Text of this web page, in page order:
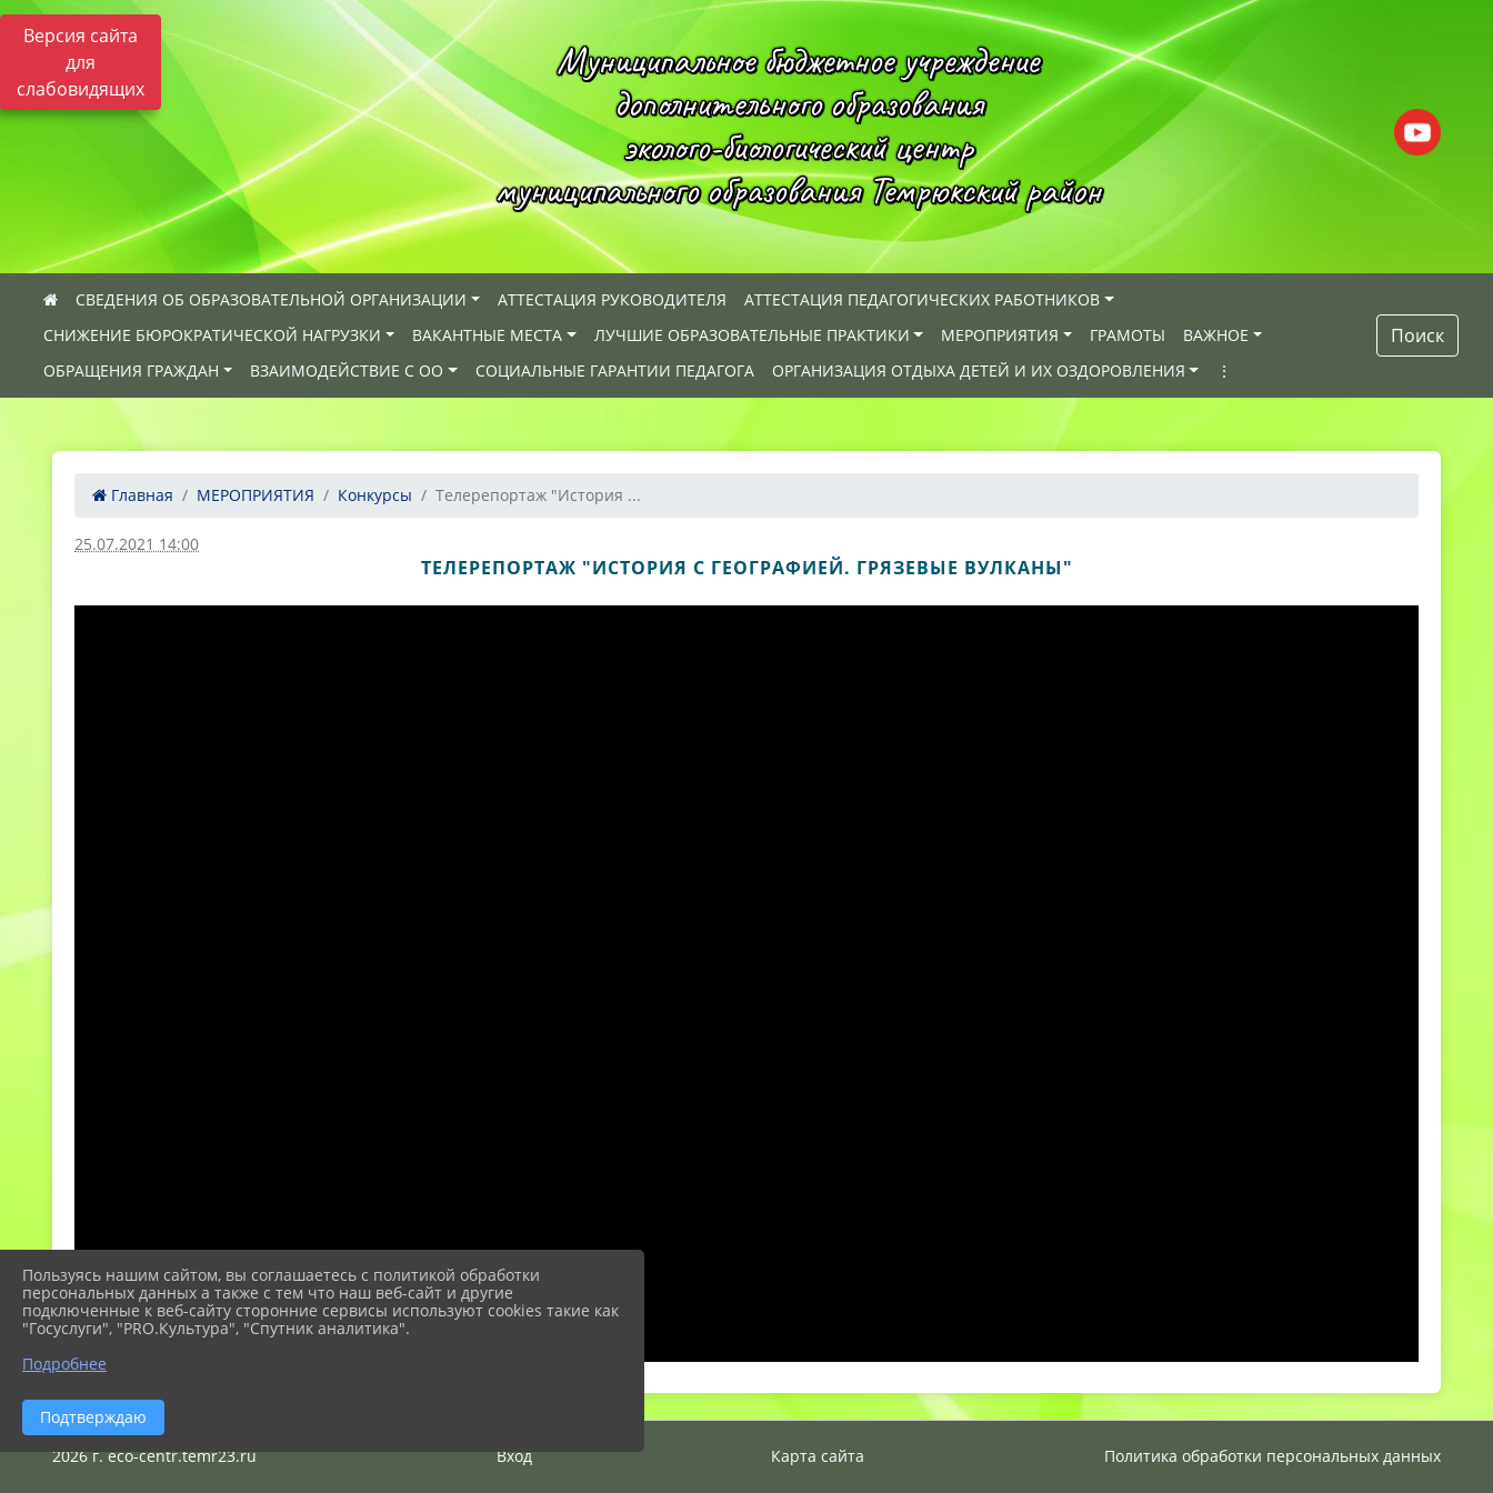
Версия сайта
для
слабовидящих
Муниципальное бюджетное учреждение
дополнительного образования
эколого-биологический центр
муниципального образования Темрюкский район
СВЕДЕНИЯ ОБ ОБРАЗОВАТЕЛЬНОЙ ОРГАНИЗАЦИИ АТТЕСТАЦИЯ РУКОВОДИТЕЛЯ
АТТЕСТАЦИЯ ПЕДАГОГИЧЕСКИХ РАБОТНИКОВ
СНИЖЕНИЕ БЮРОКРАТИЧЕСКОЙ НАГРУЗКИ
ВАКАНТНЫЕ МЕСТА ЛУЧШИЕ ОБРАЗОВАТЕЛЬНЫЕ ПРАКТИКИ МЕРОПРИЯТИЯ ГРАМОТЫ
ВАЖНОЕ
ОБРАЩЕНИЯ ГРАЖДАН
ВЗАИМОДЕЙСТВИЕ С ОО СОЦИАЛЬНЫЕ ГАРАНТИИ ПЕДАГОГА ОРГАНИЗАЦИЯ ОТДЫХА ДЕТЕЙ И ИХ ОЗДОРОВЛЕНИЯ ⋮
Поиск
Главная МЕРОПРИЯТИЯ Конкурсы Телерепортаж "История ...
25.07.2021 14:00
ТЕЛЕРЕПОРТАЖ "ИСТОРИЯ С ГЕОГРАФИЕЙ. ГРЯЗЕВЫЕ ВУЛКАНЫ"
2026 г. eco-centr.temr23.ru Вход Карта сайта Политика обработки персональных данных
Пользуясь нашим сайтом, вы соглашаетесь с политикой обработки
персональных данных а также с тем что наш веб-сайт и другие
подключенные к веб-сайту сторонние сервисы используют cookies такие как
"Госуслуги", "PRO.Культура", "Спутник аналитика".
Подробнее
Подтверждаю